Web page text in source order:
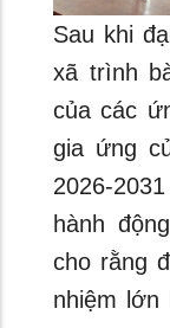
Sau khi
xã trình
của các
gia ứng
2026-
hành
cho rằng
nhiệm lớn